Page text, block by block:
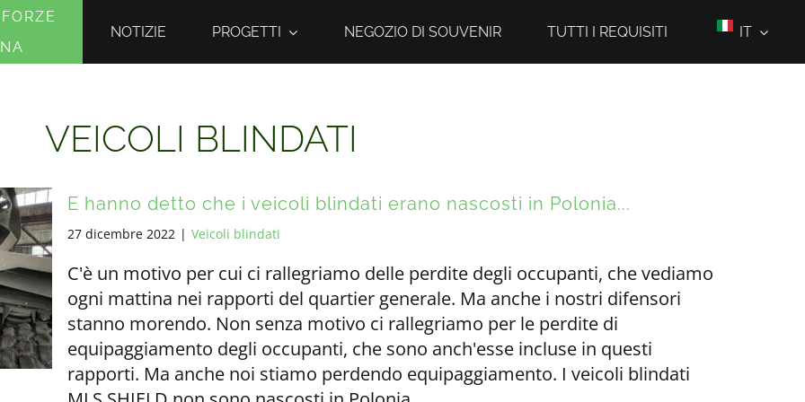
NOTIZIE PROGETTI NEGOZIO DI SOUVENIR TUTTI I REQUISITI IT
VEICOLI BLINDATI
E hanno detto che i veicoli blindati erano nascosti in Polonia...
27 dicembre 2022 | Veicoli blindati
C'è un motivo per cui ci rallegriamo delle perdite degli occupanti, che vediamo
ogni mattina nei rapporti del quartier generale. Ma anche i nostri difensori
stanno morendo. Non senza motivo ci rallegriamo per le perdite di
equipaggiamento degli occupanti, che sono anch'esse incluse in questi
rapporti. Ma anche noi stiamo perdendo equipaggiamento. I veicoli blindati